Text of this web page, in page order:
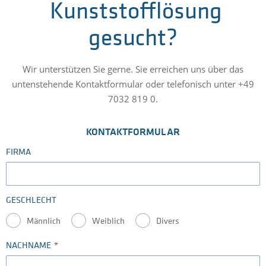
Kunststofflösung
gesucht?
Wir unterstützen Sie gerne. Sie erreichen uns über das
untenstehende Kontaktformular oder telefonisch unter +49
7032 819 0.
KONTAKTFORMULAR
FIRMA
GESCHLECHT
Männlich Weiblich Divers
NACHNAME